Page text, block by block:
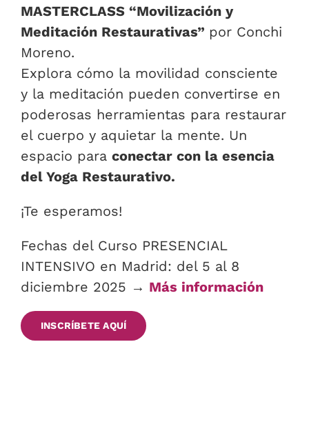
MASTERCLASS “Movilización y
Meditación Restaurativas” por Conchi
Moreno.
Explora cómo la movilidad consciente
y la meditación pueden convertirse en
poderosas herramientas para restaurar
el cuerpo y aquietar la mente. Un
espacio para conectar con la esencia
del Yoga Restaurativo.
¡Te esperamos!
Fechas del Curso PRESENCIAL
INTENSIVO en Madrid: del 5 al 8
diciembre 2025 → Más información
INSCRÍBETE AQUÍ